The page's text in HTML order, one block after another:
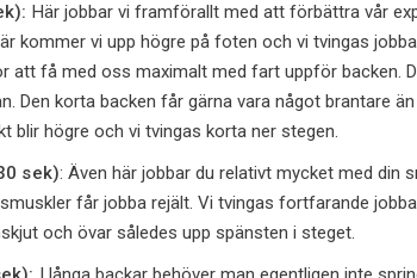
Här jobbar vi framförallt med att förbättra vår
kommer vi upp högre på foten och vi tvingas
att få med oss maximalt med fart uppför backen.
Den korta backen får gärna vara något brantare
blir högre och vi tvingas korta ner stegen.
sek): Även här jobbar du relativt mycket med din
får jobba rejält. Vi tvingas fortfarande
och övar således upp spänsten i steget.